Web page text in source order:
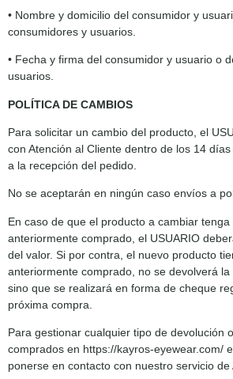
• Nombre y domicilio del consumidor y
consumidores y usuarios.
• Fecha y firma del consumidor y usuario o
usuarios.
POLÍTICA DE CAMBIOS
Para solicitar un cambio del producto, el
con Atención al Cliente dentro de los 14
a la recepción del pedido.
No se aceptarán en ningún caso envíos a
En caso de que el producto a cambiar
anteriormente comprado, el USUARIO
del valor. Si por contra, el nuevo producto
anteriormente comprado, no se devolverá la
sino que se realizará en forma de cheque
próxima compra.
Para gestionar cualquier tipo de devolución
comprados en https://kayros-eyewear.com/
ponerse en contacto con nuestro servicio de